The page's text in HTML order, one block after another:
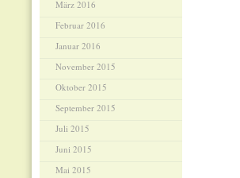
März 2016
Februar 2016
Januar 2016
November 2015
Oktober 2015
September 2015
Juli 2015
Juni 2015
Mai 2015